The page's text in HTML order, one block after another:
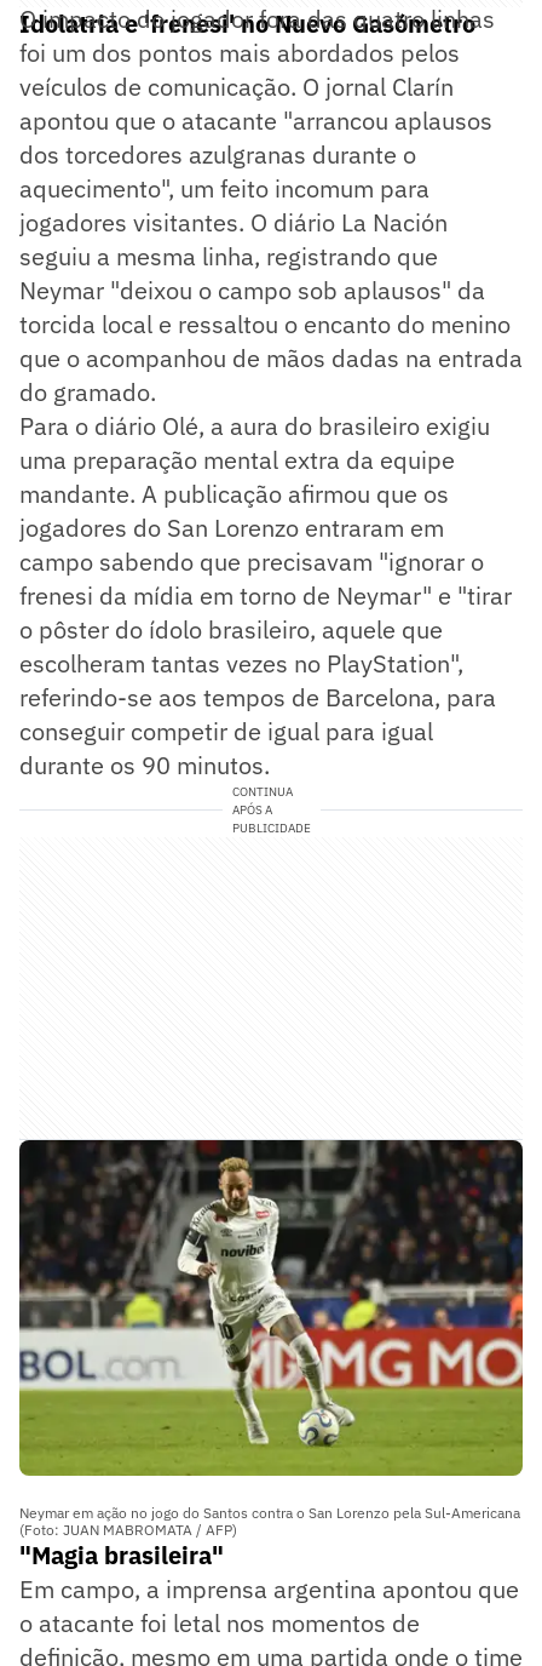
Idolatria e 'frenesi' no Nuevo Gasómetro
O impacto do jogador fora das quatro linhas
foi um dos pontos mais abordados pelos
veículos de comunicação. O jornal Clarín
apontou que o atacante "arrancou aplausos
dos torcedores azulgranas durante o
aquecimento", um feito incomum para
jogadores visitantes. O diário La Nación
seguiu a mesma linha, registrando que
Neymar "deixou o campo sob aplausos" da
torcida local e ressaltou o encanto do menino
que o acompanhou de mãos dadas na entrada
do gramado.
Para o diário Olé, a aura do brasileiro exigiu
uma preparação mental extra da equipe
mandante. A publicação afirmou que os
jogadores do San Lorenzo entraram em
campo sabendo que precisavam "ignorar o
frenesi da mídia em torno de Neymar" e "tirar
o pôster do ídolo brasileiro, aquele que
escolheram tantas vezes no PlayStation",
referindo-se aos tempos de Barcelona, para
conseguir competir de igual para igual
durante os 90 minutos.
CONTINUA
APÓS A
PUBLICIDADE
Neymar em ação no jogo do Santos contra o San Lorenzo pela Sul-Americana
(Foto: JUAN MABROMATA / AFP)
"Magia brasileira"
Em campo, a imprensa argentina apontou que
o atacante foi letal nos momentos de
definição, mesmo em uma partida onde o time